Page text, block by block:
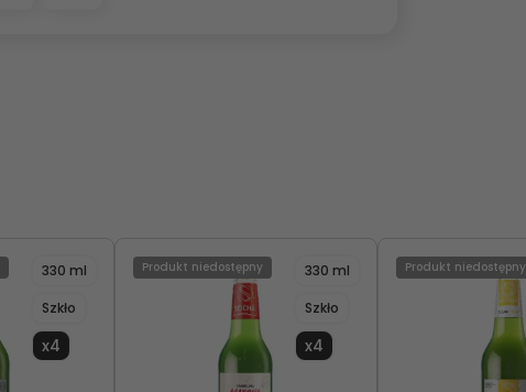
330 ml
Szkło
x4
330 ml
Szkło
x4
Produkt niedostępny Produkt niedostępny